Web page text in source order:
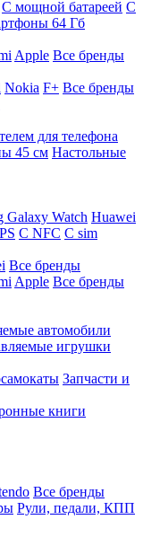
С мощной батареей С
64 Гб
Apple Все бренды
Nokia F+ Все бренды
для телефона
45 см Настольные
Galaxy Watch Huawei
C NFC C sim
Все бренды
Apple Все бренды
автомобили
игрушки
Запчасти и
книги
Все бренды
Рули, педали, КПП